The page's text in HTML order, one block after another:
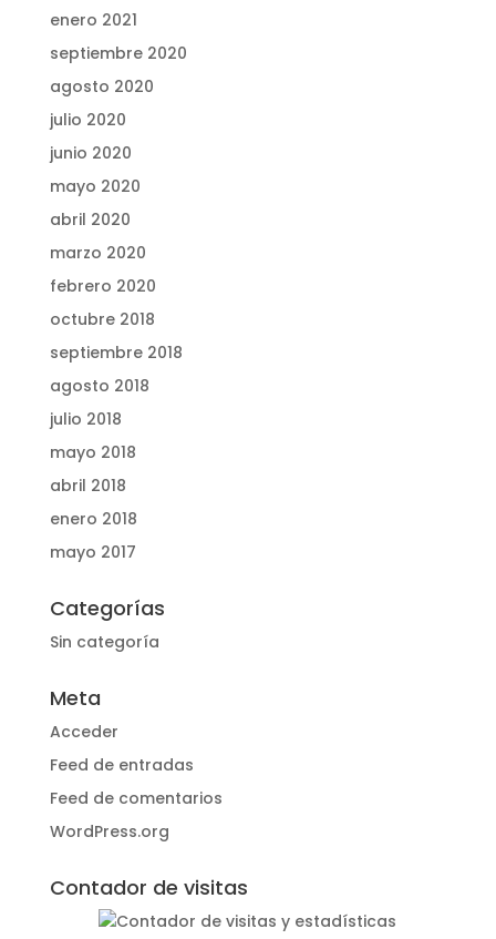
enero 2021
septiembre 2020
agosto 2020
julio 2020
junio 2020
mayo 2020
abril 2020
marzo 2020
febrero 2020
octubre 2018
septiembre 2018
agosto 2018
julio 2018
mayo 2018
abril 2018
enero 2018
mayo 2017
Categorías
Sin categoría
Meta
Acceder
Feed de entradas
Feed de comentarios
WordPress.org
Contador de visitas